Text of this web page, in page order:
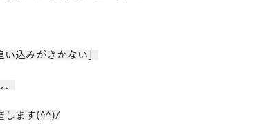
い込みがきかない」
します(^^)/